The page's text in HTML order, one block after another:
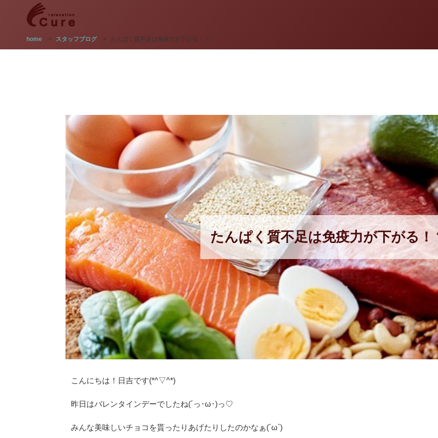
home > スタッフブログ > たんぱく質不足は免疫力が下がる！？
たんぱく質不足は免疫力が下がる！
こんにちは！日吉です(*^▽^*)
昨日はバレンタインデーでしたね(´っ･ω･)っ♡
みんな美味しいチョコを貰ったりあげたりしたのかなぁ(´ω`)